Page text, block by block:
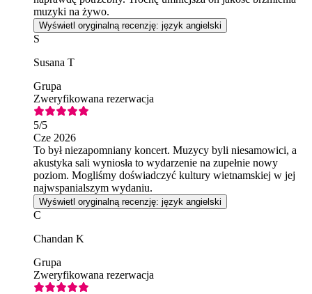
muzyki na żywo.
Wyświetl oryginalną recenzję: język angielski
S
Susana T
Grupa
Zweryfikowana rezerwacja
5/5
Cze 2026
To był niezapomniany koncert. Muzycy byli niesamowici, a
akustyka sali wyniosła to wydarzenie na zupełnie nowy
poziom. Mogliśmy doświadczyć kultury wietnamskiej w jej
najwspanialszym wydaniu.
Wyświetl oryginalną recenzję: język angielski
C
Chandan K
Grupa
Zweryfikowana rezerwacja